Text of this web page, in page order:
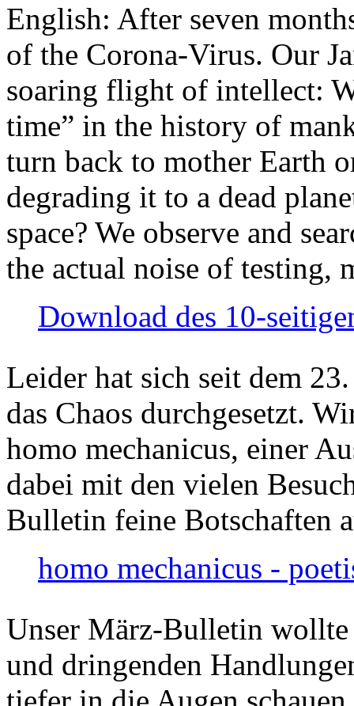
English: After seven
of the Corona-Virus. Our
soaring flight of intellect:
time” in the history of
turn back to mother Earth
degrading it to a dead
space? We observe and
the actual noise of testing,
Download des 10-
Leider hat sich seit dem
das Chaos durchgesetzt.
homo mechanicus, einer
dabei mit den vielen
Bulletin feine Botschaften
homo mechanicus -
Unser März-Bulletin
und dringenden